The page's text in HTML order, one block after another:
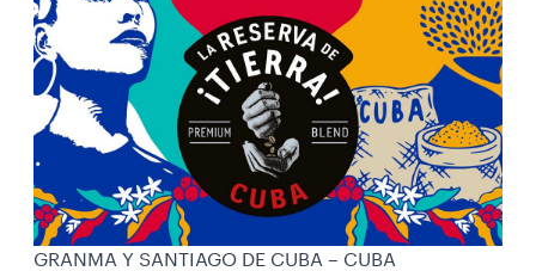
GRANMA Y SANTIAGO DE CUBA – CUBA